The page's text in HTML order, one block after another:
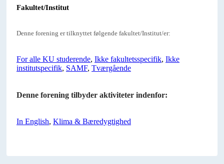
Fakultet/Institut
Denne forening er tilknyttet følgende fakultet/Institut/er:
For alle KU studerende, Ikke fakultetsspecifik, Ikke
institutspecifik, SAMF, Tværgående
Denne forening tilbyder aktiviteter indenfor:
In English, Klima & Bæredygtighed